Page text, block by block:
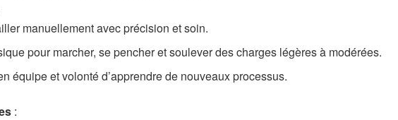
manuellement avec précision et soin.
pour marcher, se pencher et soulever des charges légères à modérées.
équipe et volonté d’apprendre de nouveaux processus.
: